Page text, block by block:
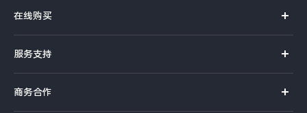
S系列
Y系列
iQOO手机
在线购买
选购手机
选购配件
服务支持
服务网点
商务合作